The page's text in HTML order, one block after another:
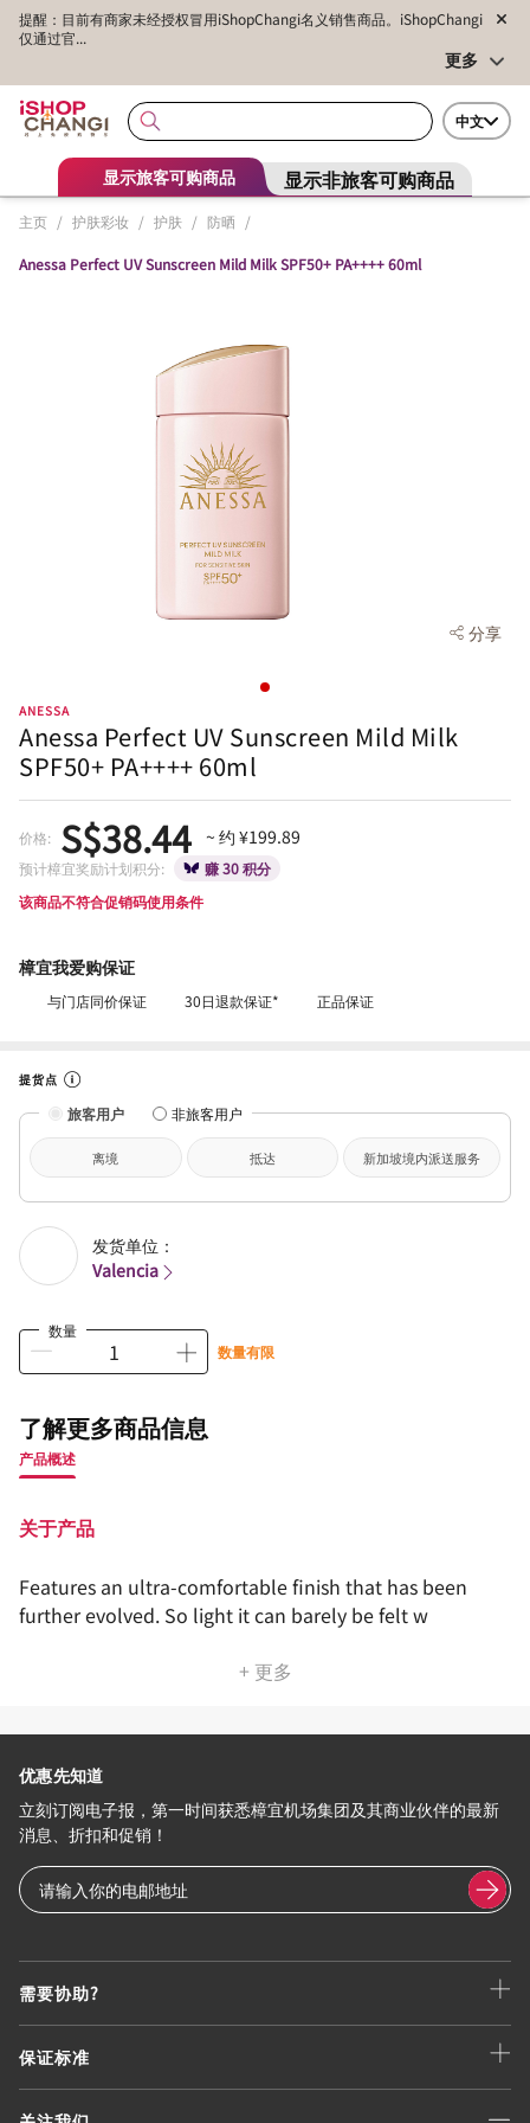
提醒：目前有商家未经授权冒用iShopChangi名义销售商品。iShopChangi
仅通过官...
更多
中文
显示旅客可购商品 显示非旅客可购商品
主页 / 护肤彩妆 / 护肤 / 防晒 /
Anessa Perfect UV Sunscreen Mild Milk SPF50+ PA++++ 60ml
分享
ANESSA
Anessa Perfect UV Sunscreen Mild Milk
SPF50+ PA++++ 60ml
价格: S$38.44 ~ 约 ¥199.89
预计樟宜奖励计划积分:
赚 30 积分
该商品不符合促销码使用条件
樟宜我爱购保证
与门店同价保证 30日退款保证* 正品保证
提货点
旅客用户 非旅客用户
离境 抵达 新加坡境内派送服务
发货单位：
Valencia
数量
数量有限
了解更多商品信息
产品概述
关于产品
Features an ultra-comfortable finish that has been
further evolved. So light it can barely be felt w
+ 更多
需要协助?
保证标准
优惠先知道
立刻订阅电子报，第一时间获悉樟宜机场集团及其商业伙伴的最新
消息、折扣和促销！